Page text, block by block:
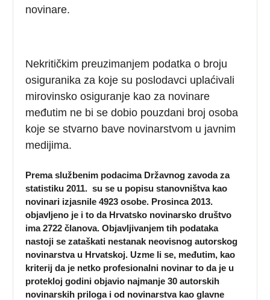
novinare.
Nekritičkim preuzimanjem podatka o broju
osiguranika za koje su poslodavci uplaćivali
mirovinsko osiguranje kao za novinare
međutim ne bi se dobio pouzdani broj osoba
koje se stvarno bave novinarstvom u javnim
medijima.
Prema službenim podacima Državnog zavoda za
statistiku 2011. su se u popisu stanovništva kao
novinari izjasnile 4923 osobe. Prosinca 2013.
objavljeno je i to da Hrvatsko novinarsko društvo
ima 2722 članova. Objavljivanjem tih podataka
nastoji se zataškati nestanak neovisnog autorskog
novinarstva u Hrvatskoj. Uzme li se, međutim, kao
kriterij da je netko profesionalni novinar to da je u
protekloj godini objavio najmanje 30 autorskih
novinarskih priloga i od novinarstva kao glavne